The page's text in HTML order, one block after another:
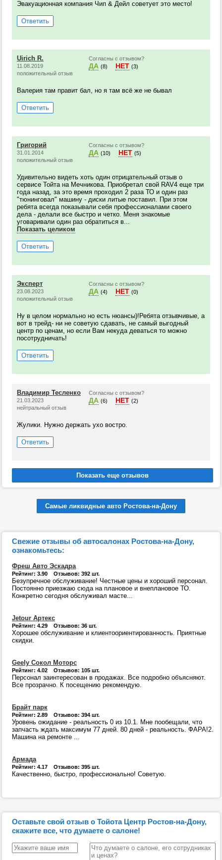
Эвакуационная компания Чип & Дейл советует это место!
Ответить
Uirich R.
11.08.2019
положительный отзыв
Согласны с отзывом?
ДА (8) НЕТ (3)
Валерия там правит бал, но я там всё же не бывал
Ответить
Григорий
31.01.2014
положительный отзыв
Согласны с отзывом?
ДА (10) НЕТ (5)
Удивительно видеть хоть один отрицательный отзыв о
сервисе Тойта на Мечникова. Приобретал свой RAV4 еще три
года назад, за это время проходил 2 раза ТО и один раз
"тюнинговал" машину - диски литые поставил. При этом
ребята всегда показывали себя профессионалами своего
дела - делали все быстро и четко. Меня знакомые
уговаривали один раз обратиться в...
Показать целиком
Ответить
Эксперт
23.08.2023
положительный отзыв
Согласны с отзывом?
ДА (4) НЕТ (0)
Ну в целом нормально но есть нюансы)!Ребята отзывчивые, а
вот в трейд- ни не советую сдавать, не самый выгодный
центр по ценам, но если Вам некуда деваться то можно
посотрудничать!
Ответить
Владимир Тесленко
21.03.2023
нейтральный отзыв
Согласны с отзывом?
ДА (6) НЕТ (2)
Жулики. Нужно держать ухо востро.
Ответить
Самые ликвидные авто Ростова-на-Дону
Свежие отзывы об автосалонах Ростова-на-Дону,
ознакомьтесь:
Фреш Авто Эскадра
Рейтинг: 3.90 Отзывов: 392 шт.
Безупречное обслуживание! Честные цены и хороший персонал.
Постоянно приезжаю сюда на плановое и внеплановое ТО.
Конкретно сегодня обслуживал масте...
Jetour Артекс
Рейтинг: 4.29 Отзывов: 36 шт.
Хорошее обслуживание и клиентоориентированность. Приятные
скидки.
Geely Сокол Моторс
Рейтинг: 4.02 Отзывов: 105 шт.
Персонал заинтересован в продажах. Все подробно объясняют.
Все прозрачно. К посещению рекомендую.
Брайт парк
Рейтинг: 2.89 Отзывов: 394 шт.
Уровень ожидание - реальность 0 из 10.1. Мне пообещали, что
запчасть ждать максимум 77 дней. 80 дней - реальность. ФАРА!2.
Машина на ремонте ...
Армада
Рейтинг: 4.17 Отзывов: 395 шт.
Качественно, быстро, профессионально! Советую.
Оставьте свой отзыв о Тойота Центр Ростов-на-Дону,
скажите все, что думаете о салоне!